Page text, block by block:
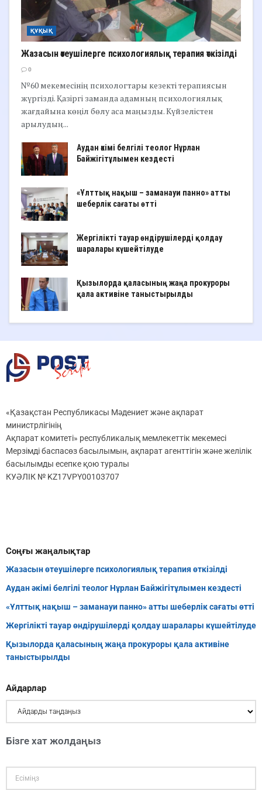
ҚҰҚЫҚ
Жазасын өтеушілерге психологиялық терапия өткізілді
0
№60 мекемесінің психологтары кезекті терапиясын
жүргізді. Қазіргі заманда адамның психологиялық
жағдайына көңіл бөлу аса маңызды. Күйзелістен
арылудың...
Аудан әкімі белгілі теолог Нұрлан
Байжігітұлымен кездесті
«Ұлттық нақыш – заманауи панно» атты
шеберлік сағаты өтті
Жергілікті тауар өндірушілерді қолдау
шаралары күшейтілуде
Қызылорда қаласының жаңа прокуроры
қала активіне таныстырылды
«Қазақстан Республикасы Мәдениет және ақпарат
министрлігінің
Ақпарат комитеті» республикалық мемлекеттік мекемесі
Мерзімді баспасөз басылымын, ақпарат агенттігін және желілік
басылымды есепке қою туралы
КУӘЛІК № KZ17VPY00103707
Соңғы жаңалықтар
Жазасын өтеушілерге психологиялық терапия өткізілді
Аудан әкімі белгілі теолог Нұрлан Байжігітұлымен кездесті
«Ұлттық нақыш – заманауи панно» атты шеберлік сағаты өтті
Жергілікті тауар өндірушілерді қолдау шаралары күшейтілуде
Қызылорда қаласының жаңа прокуроры қала активіне
таныстырылды
Айдарлар
Бізге хат жолдаңыз